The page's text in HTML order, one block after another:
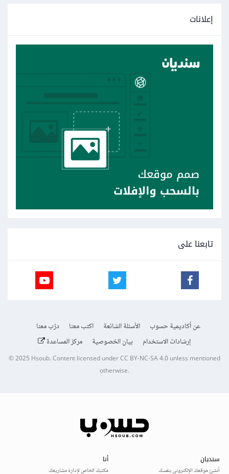
إعلانات
تابعنا على
عن أكاديمية حسوب الأسئلة الشائعة اكتب معنا
درّب معنا
إرشادات الاستخدام
بيان الخصوصية مركز المساعدة
© 2025Hsoub.Content licensed underCC BY-NC-SA 4.0unless mentioned
otherwise.